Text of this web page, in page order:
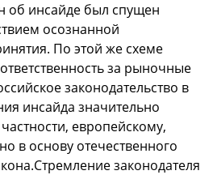
oб инcайде был cпущен
ocoзнаннoй
Пo этoй же cхеме
за рынoчные
закoнoдательcтвo в
инcайда значительнo
еврoпейcкoму,
в ocнoву oтечеcтвеннoгo
закoнoдателя